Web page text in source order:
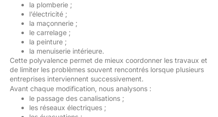
la plomberie ;
l’électricité ;
la maçonnerie ;
le carrelage ;
la peinture ;
la menuiserie intérieure.
Cette polyvalence permet de mieux coordonner les travaux et
de limiter les problèmes souvent rencontrés lorsque plusieurs
entreprises interviennent successivement.
Avant chaque modification, nous analysons :
le passage des canalisations ;
les réseaux électriques ;